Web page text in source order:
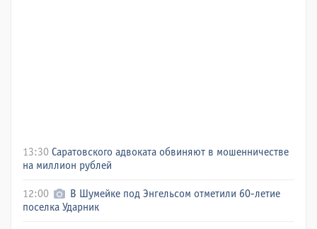
13:30 Саратовского адвоката обвиняют в мошенничестве
на миллион рублей
12:00
В Шумейке под Энгельсом отметили 60-летие
поселка Ударник